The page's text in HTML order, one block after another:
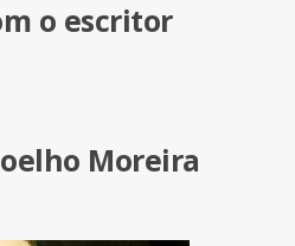
o escritor
Moreira